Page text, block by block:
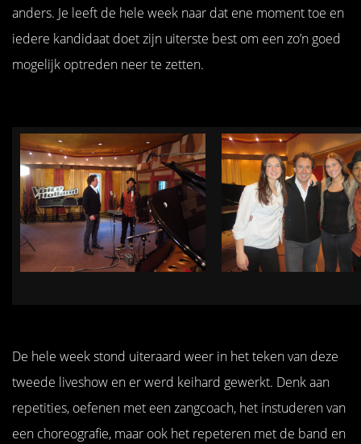
anders. Je leeft de hele week naar dat ene moment toe en
iedere kandidaat doet zijn uiterste best om een zo’n goed
mogelijk optreden neer te zetten.
De hele week stond uiteraard weer in het teken van deze
tweede liveshow en er werd keihard gewerkt. Denk aan
repetities, oefenen met een zangcoach, het instuderen van
een choreografie, maar ook het repeteren met de band en